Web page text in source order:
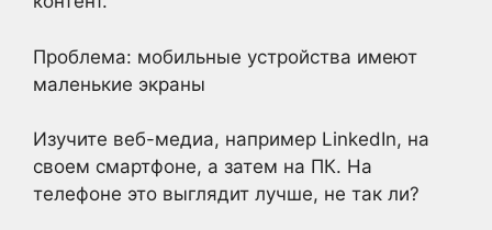
Проблема: мобильные устройства имеют
маленькие экраны
Изучите веб-медиа, например LinkedIn, на
своем смартфоне, а затем на ПК. На
телефоне это выглядит лучше, не так ли?